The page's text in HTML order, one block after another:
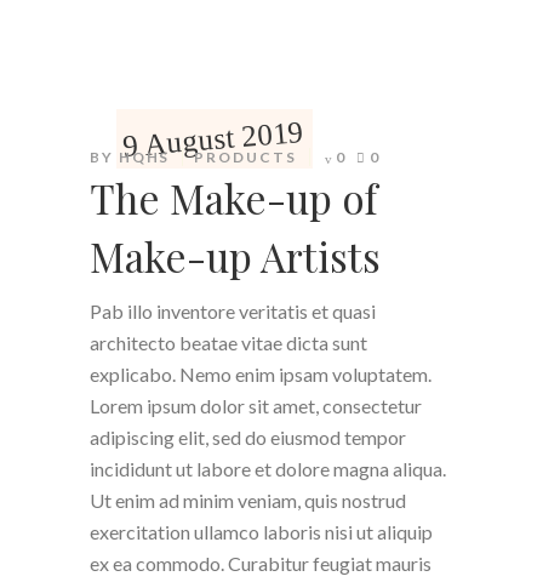
9 August 2019
BY HQHS PRODUCTS 0 0
The Make-up of
Make-up Artists
Pab illo inventore veritatis et quasi
architecto beatae vitae dicta sunt
explicabo. Nemo enim ipsam voluptatem.
Lorem ipsum dolor sit amet, consectetur
adipiscing elit, sed do eiusmod tempor
incididunt ut labore et dolore magna aliqua.
Ut enim ad minim veniam, quis nostrud
exercitation ullamco laboris nisi ut aliquip
ex ea commodo. Curabitur feugiat mauris